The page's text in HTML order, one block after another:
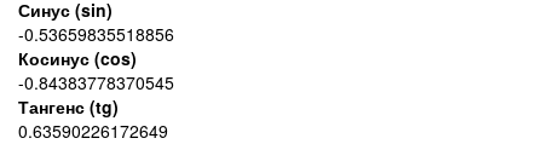
Синус (sin)
-0.53659835518856
Косинус (cos)
-0.84383778370545
Тангенс (tg)
0.63590226172649